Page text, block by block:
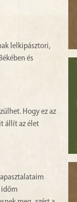
lelkipásztori,
és
Hogy ez az
állít az élet
időm